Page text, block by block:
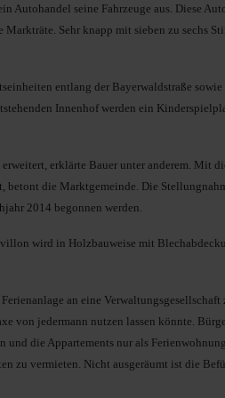
Autohandel seine Fahrzeuge aus. Diese
Sehr knapp mit sieben zu sechs
entlang der Bayerwaldstraße sowie
Innenhof werden ein
erklärte Bauer unter anderem. Mit
betont die Marktgemeinde. Die
2014 begonnen werden.
wird in Holzbauweise mit
an eine Verwaltungsgesellschaft
von jedermann nutzen lassen könnte.
die Appartements nur als
zu vermieten. Nicht ausgeräumt ist die